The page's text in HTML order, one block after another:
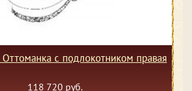
с подлокотником правая
118 720 руб.